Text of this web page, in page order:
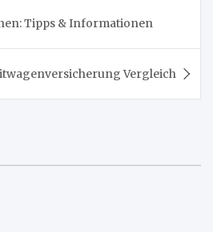
Tipps & Informationen
Vergleich